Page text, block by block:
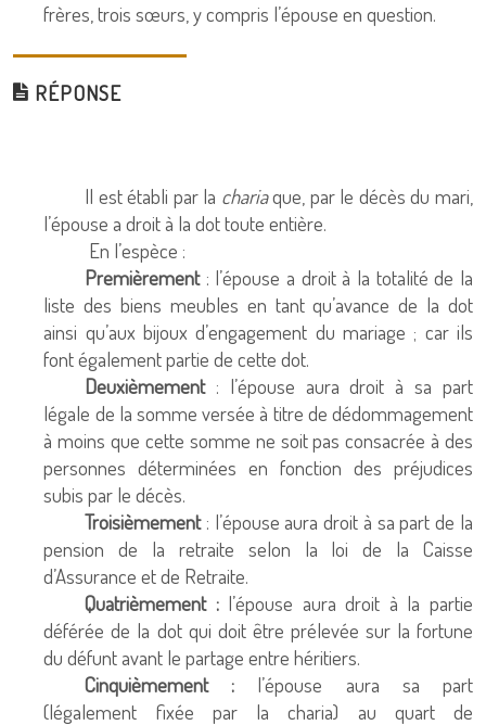
frères, trois sœurs, y compris l’épouse en question.
RÉPONSE
Il est établi par la chariaque, par le décès du mari,
l’épouse a droit à la dot toute entière.
En l’espèce :
Premièrement: l’épouse a droit à la totalité de la
liste des biens meubles en tant qu’avance de la dot
ainsi qu’aux bijoux d’engagement du mariage ; car ils
font également partie de cette dot.
Deuxièmement : l’épouse aura droit à sa part
légale de la somme versée à titre de dédommagement
à moins que cette somme ne soit pas consacrée à des
personnes déterminées en fonction des préjudices
subis par le décès.
Troisièmement : l’épouse aura droit à sa part de la
pension de la retraite selon la loi de la Caisse
d’Assurance et de Retraite.
Quatrièmement : l’épouse aura droit à la partie
déférée de la dot qui doit être prélevée sur la fortune
du défunt avant le partage entre héritiers.
Cinquièmement : l’épouse aura sa part
(légalement fixée par la charia) au quart de